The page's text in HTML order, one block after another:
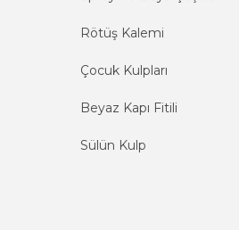
Rötüş Kalemi
Çocuk Kulpları
Beyaz Kapı Fitili
Sülün Kulp